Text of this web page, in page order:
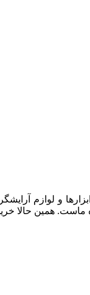
و لوازم
همین حالا